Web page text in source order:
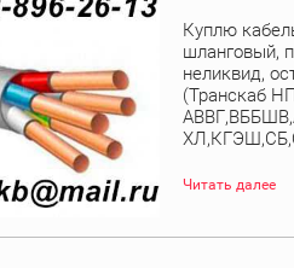
Куплю
шланговый,
неликвид,
(Транскаб
Читать далее